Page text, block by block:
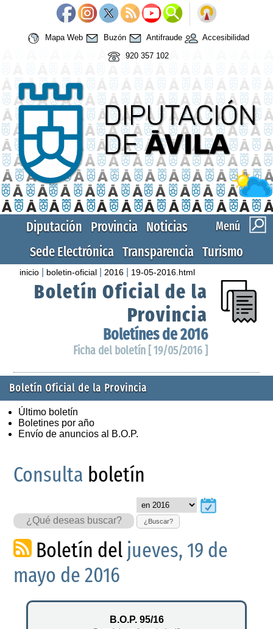
Mapa Web Buzón Antifraude
Accesibilidad
920 357 102
Menú
Diputación Provincia Noticias
Sede Electrónica Transparencia Turismo
inicio boletin-oficial 2016 19-05-2016.html
Boletín Oficial de la
Provincia
Boletínes de 2016
Ficha del boletín [ 19/05/2016 ]
Boletín Oficial de la Provincia
Último boletín
Boletines por año
Envío de anuncios al B.O.P.
Consulta boletín
¿Buscar?
Boletín del jueves, 19 de
mayo de 2016
B.O.P. 95/16